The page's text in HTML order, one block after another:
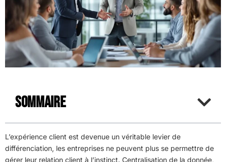
Sommaire
L’expérience client est devenue un véritable levier de
différenciation, les entreprises ne peuvent plus se permettre de
gérer leur relation client à l’instinct. Centralisation de la donnée,